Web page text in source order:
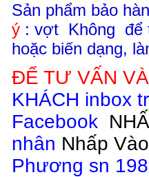
Sản phẩm bảo
ý : vợt Không để
hoặc biến dạng,
ĐỂ TƯ VẤN
KHÁCH inbox
Facebook
nhân Nhấp
Phương sn